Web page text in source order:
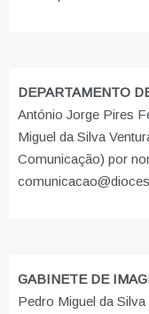
DEPARTAMENTO
António Jorge Pires
Miguel da Silva
Comunicação) por
GABINETE DE
Pedro Miguel da Silva